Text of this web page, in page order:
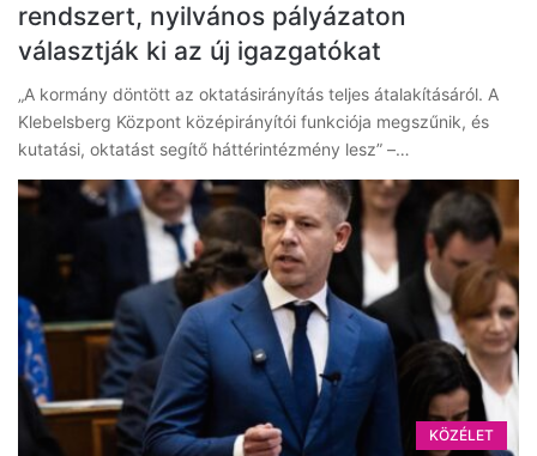
rendszert, nyilvános pályázaton
választják ki az új igazgatókat
„A kormány döntött az oktatásirányítás teljes átalakításáról. A
Klebelsberg Központ középirányítói funkciója megszűnik, és
kutatási, oktatást segítő háttérintézmény lesz” –…
KÖZÉLET